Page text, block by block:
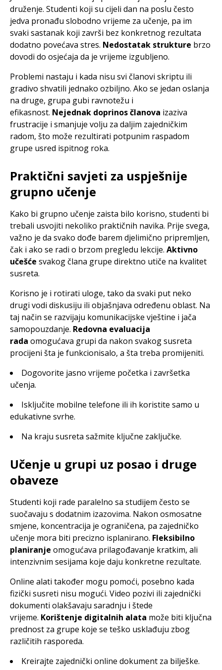
druženje. Studenti koji su cijeli dan na poslu često
jedva pronađu slobodno vrijeme za učenje, pa im
svaki sastanak koji završi bez konkretnog rezultata
dodatno povećava stres. Nedostatak strukture brzo
dovodi do osjećaja da je vrijeme izgubljeno.
Problemi nastaju i kada nisu svi članovi skriptu ili
gradivo shvatili jednako ozbiljno. Ako se jedan oslanja
na druge, grupa gubi ravnotežu i
efikasnost. Nejednak doprinos članova izaziva
frustracije i smanjuje volju za daljim zajedničkim
radom, što može rezultirati potpunim raspadom
grupe usred ispitnog roka.
Praktični savjeti za uspješnije
grupno učenje
Kako bi grupno učenje zaista bilo korisno, studenti bi
trebali usvojiti nekoliko praktičnih navika. Prije svega,
važno je da svako dođe barem djelimično pripremljen,
čak i ako se radi o brzom pregledu lekcije. Aktivno
učešće svakog člana grupe direktno utiče na kvalitet
susreta.
Korisno je i rotirati uloge, tako da svaki put neko
drugi vodi diskusiju ili objašnjava određenu oblast. Na
taj način se razvijaju komunikacijske vještine i jača
samopouzdanje. Redovna evaluacija
rada omogućava grupi da nakon svakog susreta
procijeni šta je funkcionisalo, a šta treba promijeniti.
Dogovorite jasno vrijeme početka i završetka
učenja.
Isključite mobilne telefone ili ih koristite samo u
edukativne svrhe.
Na kraju susreta sažmite ključne zaključke.
Učenje u grupi uz posao i druge
obaveze
Studenti koji rade paralelno sa studijem često se
suočavaju s dodatnim izazovima. Nakon osmosatne
smjene, koncentracija je ograničena, pa zajedničko
učenje mora biti precizno isplanirano. Fleksibilno
planiranje omogućava prilagođavanje kratkim, ali
intenzivnim sesijama koje daju konkretne rezultate.
Online alati također mogu pomoći, posebno kada
fizički susreti nisu mogući. Video pozivi ili zajednički
dokumenti olakšavaju saradnju i štede
vrijeme. Korištenje digitalnih alata može biti ključna
prednost za grupe koje se teško usklađuju zbog
različitih rasporeda.
Kreirajte zajednički online dokument za bilješke.